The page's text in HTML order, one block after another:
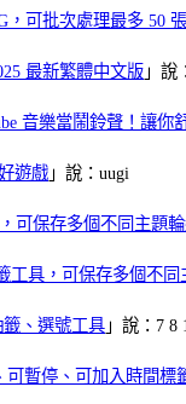
可批次處理最多 50 張
最新繁體中文版 」說
音樂當鬧鈴聲！讓你
遊戲 」說：uugi
可保存多個不同主題輪
工具，可保存多個不同
籤、選號工具 」說：7 8
可暫停、可加入時間標